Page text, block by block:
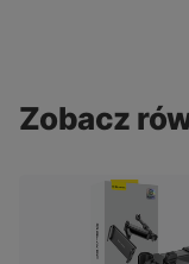
Zobacz